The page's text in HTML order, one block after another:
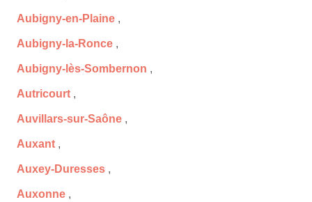
Aubigny-en-Plaine ,
Aubigny-la-Ronce ,
Aubigny-lès-Sombernon ,
Autricourt ,
Auvillars-sur-Saône ,
Auxant ,
Auxey-Duresses ,
Auxonne ,